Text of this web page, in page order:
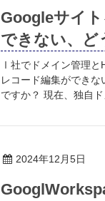
Googleサイ
できない、ど
Ⅰ社でドメイン管理と
レコード編集ができ
ですか？ 現在、独自
2024年12月5日